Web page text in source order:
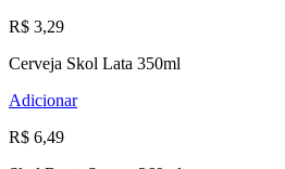
R$ 3,29
Cerveja Skol Lata 350ml
Adicionar
R$ 6,49